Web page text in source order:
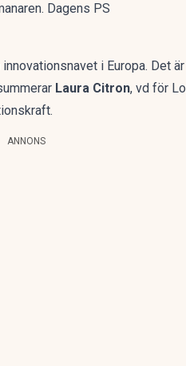
Dagens PS
i Europa. Det
Laura Citron, vd för
ANNONS